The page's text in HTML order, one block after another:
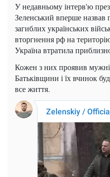
У недавньому інтерв'ю
Зеленський вперше назвав
загиблих українських
вторгнення рф на
Україна втратила
Кожен з них проявив
Батьківщини і їх вчинок
все життя.